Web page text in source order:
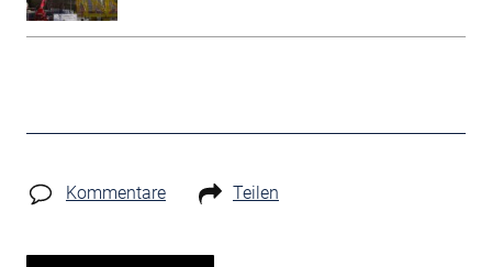
Kommentare Teilen